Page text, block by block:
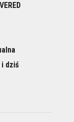
dziś